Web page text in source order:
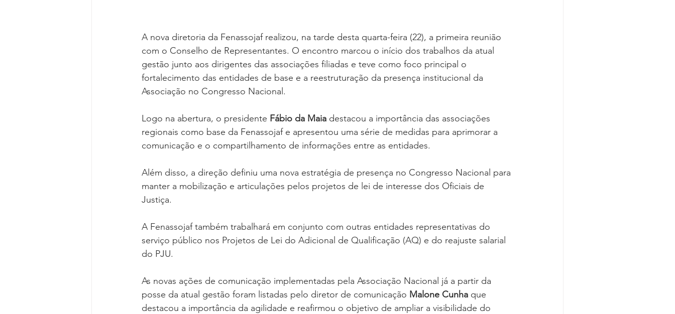
A nova diretoria da Fenassojaf realizou, na tarde desta quarta-feira (22), a primeira reunião
com o Conselho de Representantes. O encontro marcou o início dos trabalhos da atual
gestão junto aos dirigentes das associações filiadas e teve como foco principal o
fortalecimento das entidades de base e a reestruturação da presença institucional da
Associação no Congresso Nacional.
Logo na abertura, o presidente Fábio da Maia destacou a importância das associações
regionais como base da Fenassojaf e apresentou uma série de medidas para aprimorar a
comunicação e o compartilhamento de informações entre as entidades.
Além disso, a direção definiu uma nova estratégia de presença no Congresso Nacional para
manter a mobilização e articulações pelos projetos de lei de interesse dos Oficiais de
Justiça.
A Fenassojaf também trabalhará em conjunto com outras entidades representativas do
serviço público nos Projetos de Lei do Adicional de Qualificação (AQ) e do reajuste salarial
do PJU.
As novas ações de comunicação implementadas pela Associação Nacional já a partir da
posse da atual gestão foram listadas pelo diretor de comunicação Malone Cunha que
destacou a importância da agilidade e reafirmou o objetivo de ampliar a visibilidade do